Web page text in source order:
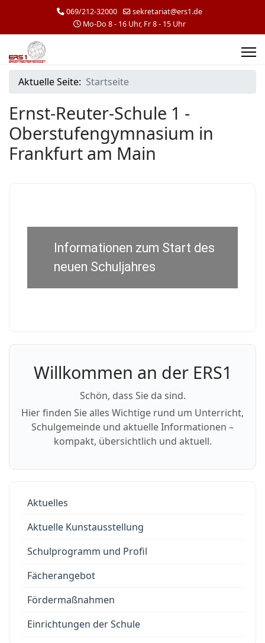
069/212-32000
sekretariat@ers1.de
Mo-Do 8 - 16 Uhr, Fr 8 - 15 Uhr
Aktuelle Seite: Startseite
Ernst-Reuter-Schule 1 -
Oberstufengymnasium in
Frankfurt am Main
Informationen zum Start des
neuen Schuljahres
Willkommen an der ERS1
Schön, dass Sie da sind.
Hier finden Sie alles Wichtige rund um Unterricht,
Schulgemeinde und aktuelle Informationen –
kompakt, übersichtlich und aktuell.
Aktuelles
Aktuelle Kunstausstellung
Schulprogramm und Profil
Fächerangebot
Fördermaßnahmen
Einrichtungen der Schule